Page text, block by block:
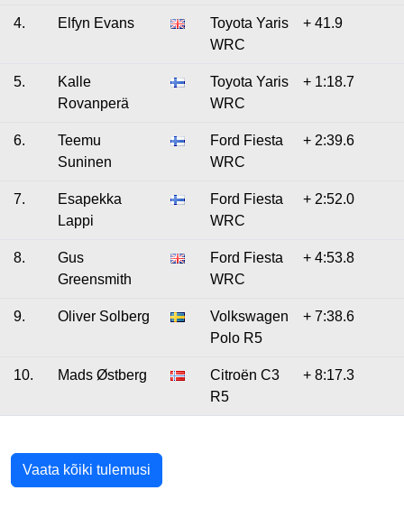
4. Elfyn Evans
Toyota Yaris
WRC
+ 41.9
5.
Kalle
Rovanperä
Toyota Yaris
WRC
+ 1:18.7
6.
Teemu
Suninen
Ford Fiesta
WRC
+ 2:39.6
7.
Esapekka
Lappi
Ford Fiesta
WRC
+ 2:52.0
8.
Gus
Greensmith
Ford Fiesta
WRC
+ 4:53.8
9. Oliver Solberg
Volkswagen
Polo R5
+ 7:38.6
10. Mads Østberg
Citroën C3
R5
+ 8:17.3
Vaata kõiki tulemusi